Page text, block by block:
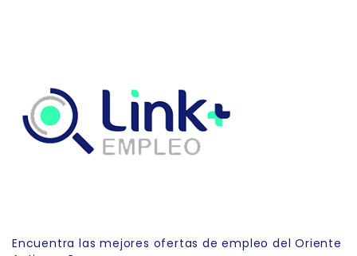
Encuentra las mejores ofertas de empleo del Oriente